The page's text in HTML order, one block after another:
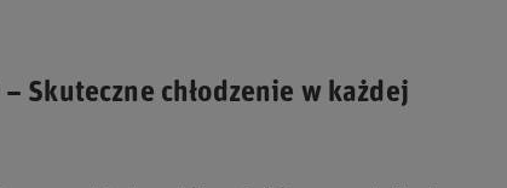
– Skuteczne chłodzenie w każdej